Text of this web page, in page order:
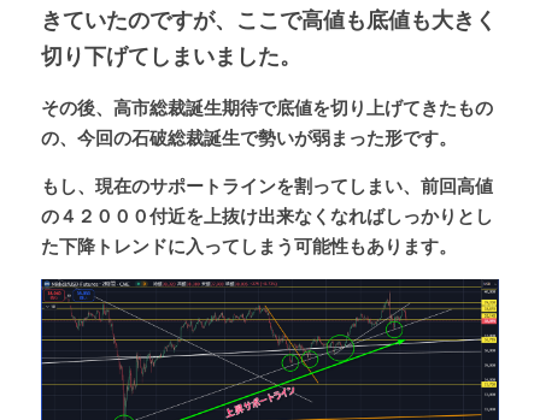
きていたのですが、ここで高値も底値も大きく
切り下げてしまいました。
その後、高市総裁誕生期待で底値を切り上げてきたもの
の、今回の石破総裁誕生で勢いが弱まった形です。
もし、現在のサポートラインを割ってしまい、前回高値
の４２０００付近を上抜け出来なくなればしっかりとし
た下降トレンドに入ってしまう可能性もあります。